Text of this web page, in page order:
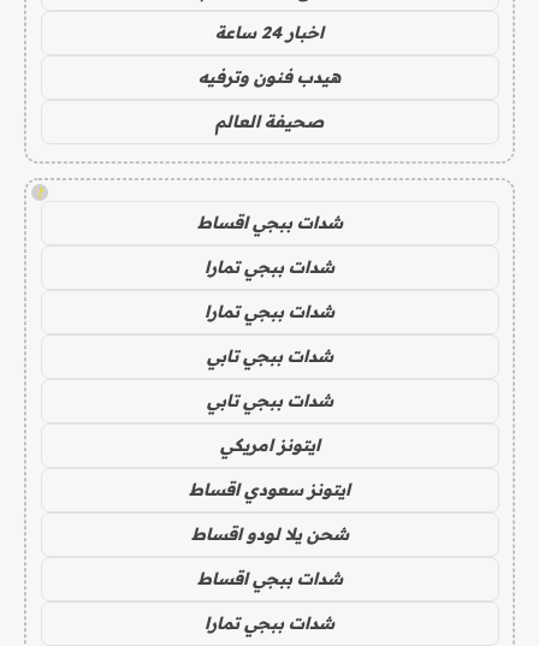
اخبار 24 ساعة
هيدب فنون وترفيه
صحيفة العالم
!
شدات ببجي اقساط
شدات ببجي تمارا
شدات ببجي تمارا
شدات ببجي تابي
شدات ببجي تابي
ايتونز امريكي
ايتونز سعودي اقساط
شحن يلا لودو اقساط
شدات ببجي اقساط
شدات ببجي تمارا